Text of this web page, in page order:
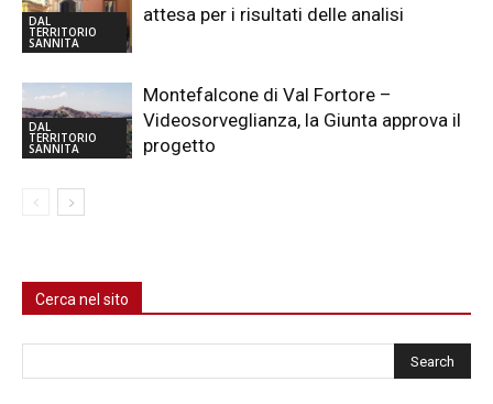
DAL
TERRITORIO
SANNITA
attesa per i risultati delle analisi
DAL
TERRITORIO
SANNITA
Montefalcone di Val Fortore –
Videosorveglianza, la Giunta approva il
progetto
Cerca nel sito